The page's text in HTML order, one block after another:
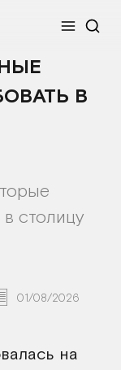
Меню
В
столицу
01/08/2026
на